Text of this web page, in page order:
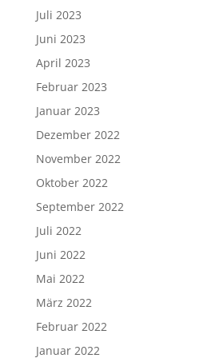
Juli 2023
Juni 2023
April 2023
Februar 2023
Januar 2023
Dezember 2022
November 2022
Oktober 2022
September 2022
Juli 2022
Juni 2022
Mai 2022
März 2022
Februar 2022
Januar 2022